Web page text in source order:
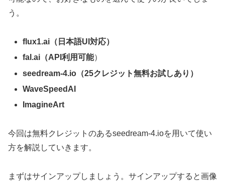
う。
flux1.ai（日本語UI対応）
fal.ai（API利用可能）
seedream-4.io（25クレジット無料お試しあり）
WaveSpeedAI
ImagineArt
今回は無料クレジットのあるseedream-4.ioを用いて使い
方を解説していきます。
まずはサインアップしましょう。サインアップすると画像